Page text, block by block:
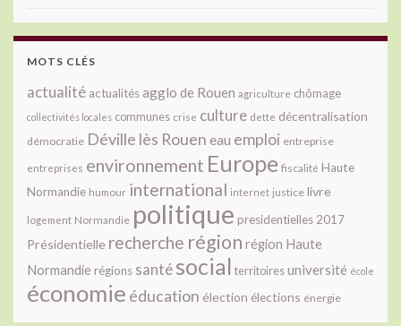
MOTS CLÉS
actualité actualitésagglo de Rouen agriculture chômage
collectivités locales communes crise culture dette décentralisation
démocratie Déville lès Rouen eau emploi entreprise
entreprises environnement Europe fiscalité Haute
Normandie humour international internet justice livre
logement Normandie politique presidentielles 2017
Présidentielle recherche région région Haute
Normandie régions santésocial territoiresuniversité école
économie éducation élection élections énergie